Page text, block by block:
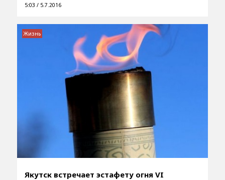
5:03 / 5.7.2016
Якутск встречает эстафету огня VI
Жизнь